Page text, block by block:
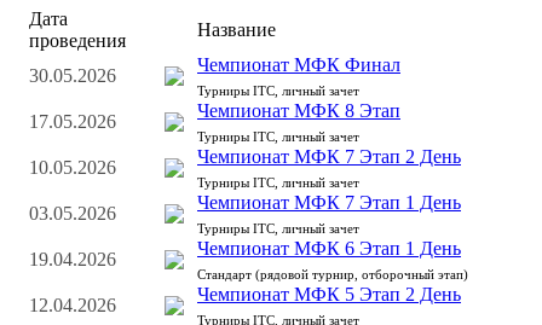
Дата
проведения
Название
30.05.2026
Чемпионат МФК Финал
Турниры ITC, личный зачет
17.05.2026
Чемпионат МФК 8 Этап
Турниры ITC, личный зачет
10.05.2026
Чемпионат МФК 7 Этап 2 День
Турниры ITC, личный зачет
03.05.2026
Чемпионат МФК 7 Этап 1 День
Турниры ITC, личный зачет
19.04.2026
Чемпионат МФК 6 Этап 1 День
Стандарт (рядовой турнир, отборочный этап)
12.04.2026
Чемпионат МФК 5 Этап 2 День
Турниры ITC, личный зачет